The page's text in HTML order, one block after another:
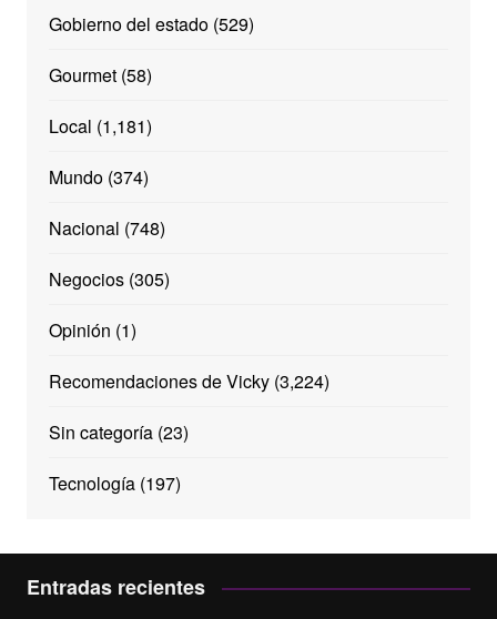
Gobierno del estado(529)
Gourmet(58)
Local (1,181)
Mundo(374)
Nacional (748)
Negocios(305)
Opinión (1)
Recomendaciones de Vicky(3,224)
Sin categoría(23)
Tecnología(197)
Entradas recientes